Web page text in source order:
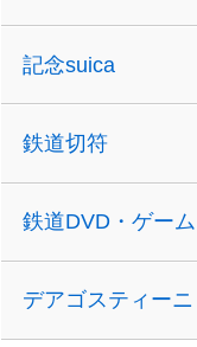
記念suica
鉄道切符
鉄道DVD・ゲーム
デアゴスティーニ